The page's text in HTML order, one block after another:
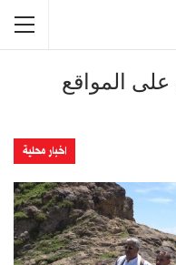
المواقع
اخبار محلية